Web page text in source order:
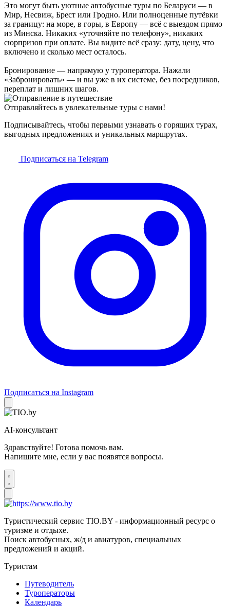
Это могут быть уютные автобусные туры по Беларуси — в
Мир, Несвиж, Брест или Гродно. Или полноценные путёвки
за границу: на море, в горы, в Европу — всё с выездом прямо
из Минска. Никаких «уточняйте по телефону», никаких
сюрпризов при оплате. Вы видите всё сразу: дату, цену, что
включено и сколько мест осталось.
Бронирование — напрямую у туроператора. Нажали
«Забронировать» — и вы уже в их системе, без посредников,
переплат и лишних шагов.
Отправляйтесь в увлекательные туры с нами!
Подписывайтесь, чтобы первыми узнавать о горящих турах,
выгодных предложениях и уникальных маршрутах.
Подписаться на Telegram
Подписаться на Instagram
AI-консультант
Здравствуйте! Готова помочь вам.
Напишите мне, если у вас появятся вопросы.
Туристический сервис TIO.BY - информационный ресурс о
туризме и отдыхе.
Поиск автобусных, ж/д и авиатуров, специальных
предложений и акций.
Туристам
Путеводитель
Туроператоры
Календарь